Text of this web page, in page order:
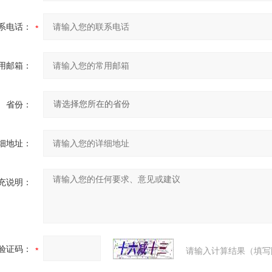
电话：
邮箱：
省份：
地址：
说明：
证码： 请输入计算结果（填